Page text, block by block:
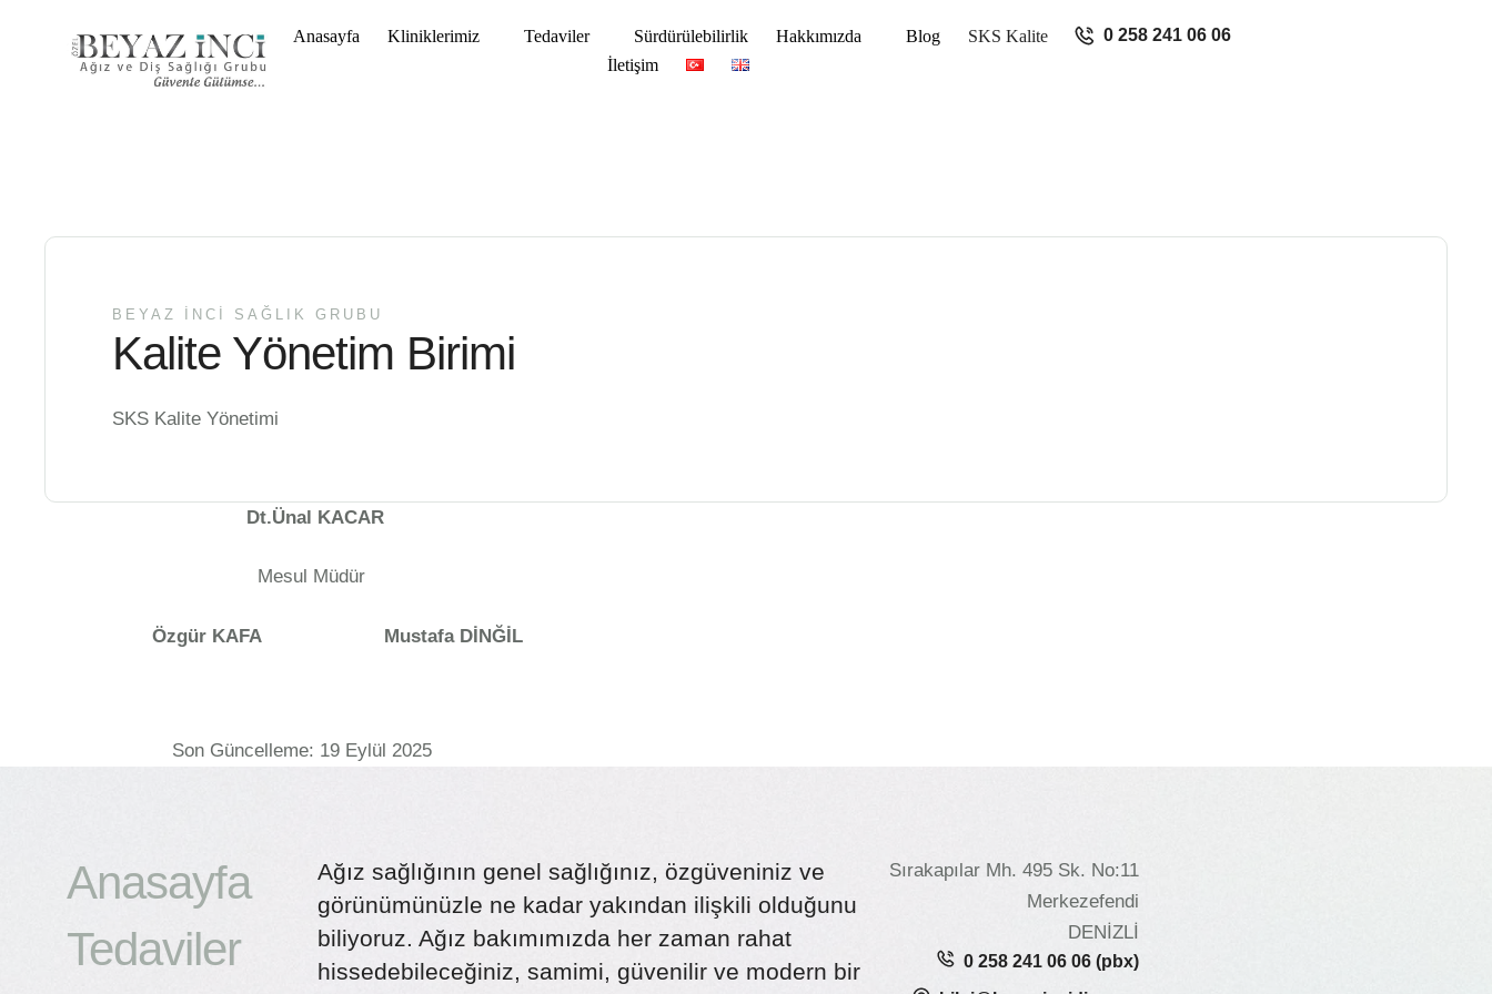
Anasayfa Kliniklerimiz Tedaviler Sürdürülebilirlik Hakkımızda Blog
SKS Kalite
İletişim
0 258 241 06 06
BEYAZ İNCİ SAĞLIK GRUBU
Kalite Yönetim Birimi
SKS Kalite Yönetimi
Dt.Ünal KACAR
Mesul Müdür
Özgür KAFA Mustafa DİNĞİL
Son Güncelleme: 19 Eylül 2025
Anasayfa
Tedaviler
Ağız sağlığının genel sağlığınız, özgüveniniz ve
görünümünüzle ne kadar yakından ilişkili olduğunu
biliyoruz. Ağız bakımımızda her zaman rahat
hissedebileceğiniz, samimi, güvenilir ve modern bir
Sırakapılar Mh. 495 Sk. No:11
Merkezefendi
DENİZLİ
0 258 241 06 06 (pbx)